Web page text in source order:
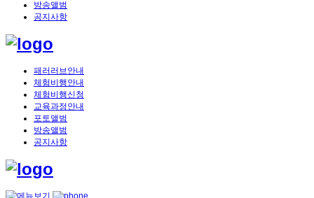
방송앨범
공지사항
패러러브안내
체험비행안내
체험비행신청
교육과정안내
포토앨범
방송앨범
공지사항